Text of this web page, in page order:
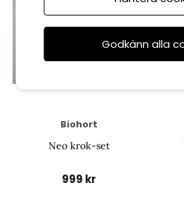
Biohort
Neo krok-set
999 kr
Godkänn alla